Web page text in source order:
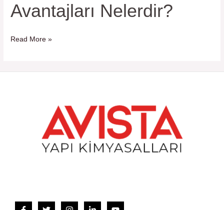
Avantajları Nelerdir?
ve
Avantajları
Read More »